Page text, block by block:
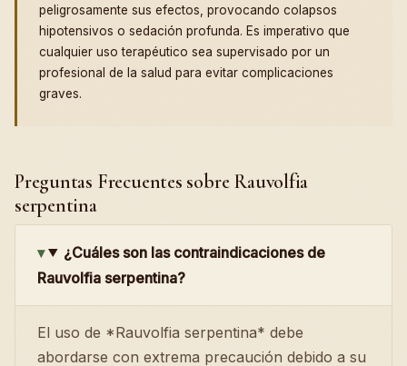
peligrosamente sus efectos, provocando colapsos
hipotensivos o sedación profunda. Es imperativo que
cualquier uso terapéutico sea supervisado por un
profesional de la salud para evitar complicaciones
graves.
Preguntas Frecuentes sobre Rauvolfia
serpentina
¿Cuáles son las contraindicaciones de
Rauvolfia serpentina?
El uso de *Rauvolfia serpentina* debe
abordarse con extrema precaución debido a su